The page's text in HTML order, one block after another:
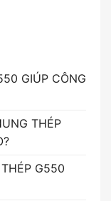
GIÚP CÔNG
THÉP
G550